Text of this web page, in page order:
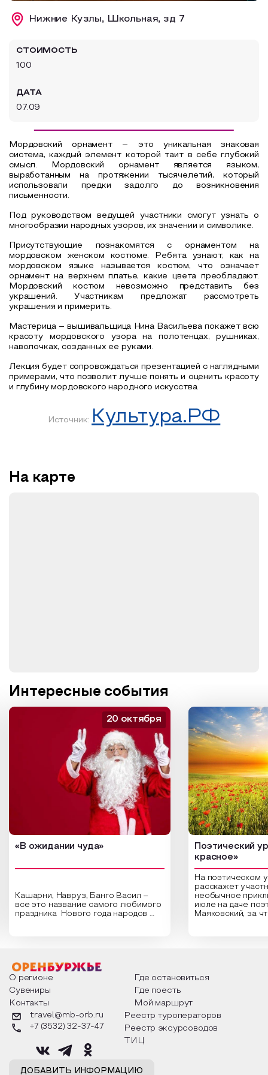
Образовательный туризм
Нижние Кузлы, Школьная, зд 7
СТОИМОСТЬ
100
ДАТА
07.09
Мордовский орнамент – это уникальная знаковая
система, каждый элемент которой таит в себе глубокий
смысл. Мордовский орнамент является языком,
выработанным на протяжении тысячелетий, который
использовали предки задолго до возникновения
письменности.
Под руководством ведущей участники смогут узнать о
многообразии народных узоров, их значении и символике.
Присутствующие познакомятся с орнаментом на
мордовском женском костюме. Ребята узнают, как на
мордовском языке называется костюм, что означает
орнамент на верхнем платье, какие цвета преобладают.
Мордовский костюм невозможно представить без
украшений. Участникам предложат рассмотреть
украшения и примерить.
Мастерица – вышивальщица Нина Васильева покажетвсю
красоту мордовского узора на полотенцах, рушниках,
наволочках, созданных ее руками.
Лекция будет сопровождаться презентацией с наглядными
примерами, что позволит лучше понять и оценить красоту
и глубину мордовского народного искусства.
Источник: Культура.РФ
На карте
Интересные события
«В ожидании чуда»
Кашарни, Навруз, Банго Васил –
все это название самого любимого
праздника Нового года народов
о том, как встречают новый год в
разных уголках страны, какие
обряды совершают на удачу и
благополучие, в чем схожи и
различаются традиции. Кто такой
Дед Мороз и откуда он пришел, как
его называют в разных уголках
страны и как появились елочные
20 октября
Поэтический
красное»
На поэтическом
расскажет
необычное
июле на даче
Маяковский, за
Твардовского и
каждой строчке
восхищение
яркому времени
О регионе
Где остановиться
Сувениры
Где поесть
Контакты
Мой маршрут
ДОБАВИТЬ ИНФОРМАЦИЮ
travel@mb-orb.ru
+7 (3532) 32-37-47
Реестр туроператоров
Реестр эксурсоводов
ТИЦ